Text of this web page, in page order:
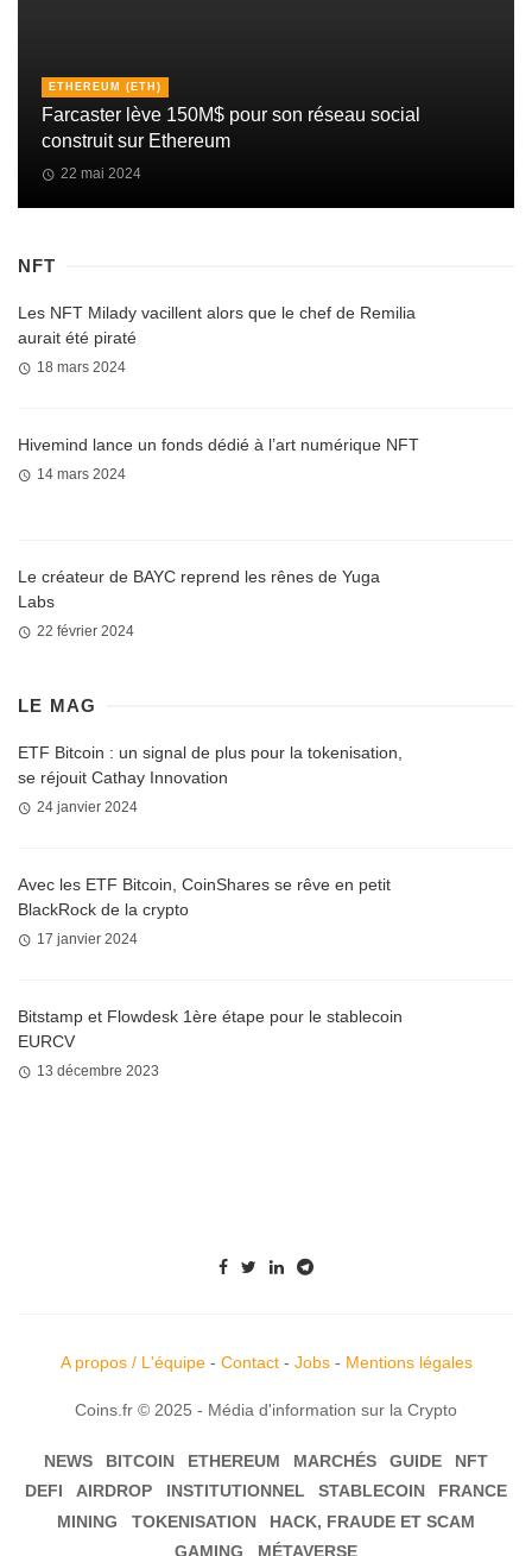
ETHEREUM (ETH)
Farcaster lève 150M$ pour son réseau social
construit sur Ethereum
22 mai 2024
NFT
Les NFT Milady vacillent alors que le chef de Remilia
aurait été piraté
18 mars 2024
Hivemind lance un fonds dédié à l’art numérique NFT
14 mars 2024
Le créateur de BAYC reprend les rênes de Yuga
Labs
22 février 2024
LE MAG
ETF Bitcoin : un signal de plus pour la tokenisation,
se réjouit Cathay Innovation
24 janvier 2024
Avec les ETF Bitcoin, CoinShares se rêve en petit
BlackRock de la crypto
17 janvier 2024
Bitstamp et Flowdesk 1ère étape pour le stablecoin
EURCV
13 décembre 2023
A propos / L'équipe- Contact- Jobs- Mentions légales
Coins.fr © 2025 - Média d'information sur la Crypto
NEWS BITCOIN ETHEREUM MARCHÉS GUIDE
NFT
DEFI
AIRDROP INSTITUTIONNEL STABLECOIN
FRANCE
MINING
TOKENISATION
HACK, FRAUDE ET SCAM
GAMING
MÉTAVERSE